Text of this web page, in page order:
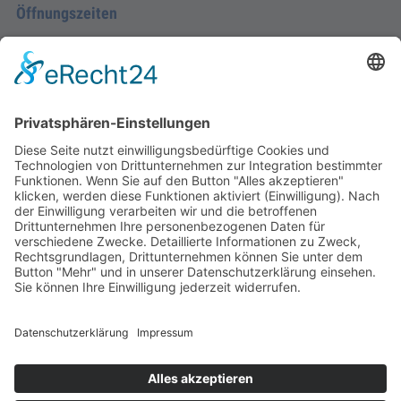
Öffnungszeiten
Montag - Donnerstag
09.00 Uhr – 12.00 Uhr
Freitag
09.00 – 12.00 Uhr
Von Juni bis einschließlich 2. Samstag im September
zusätzlich:
Freitag 15.00 - 17.00 Uhr
Samstag 10.00 - 12.00 Uhr